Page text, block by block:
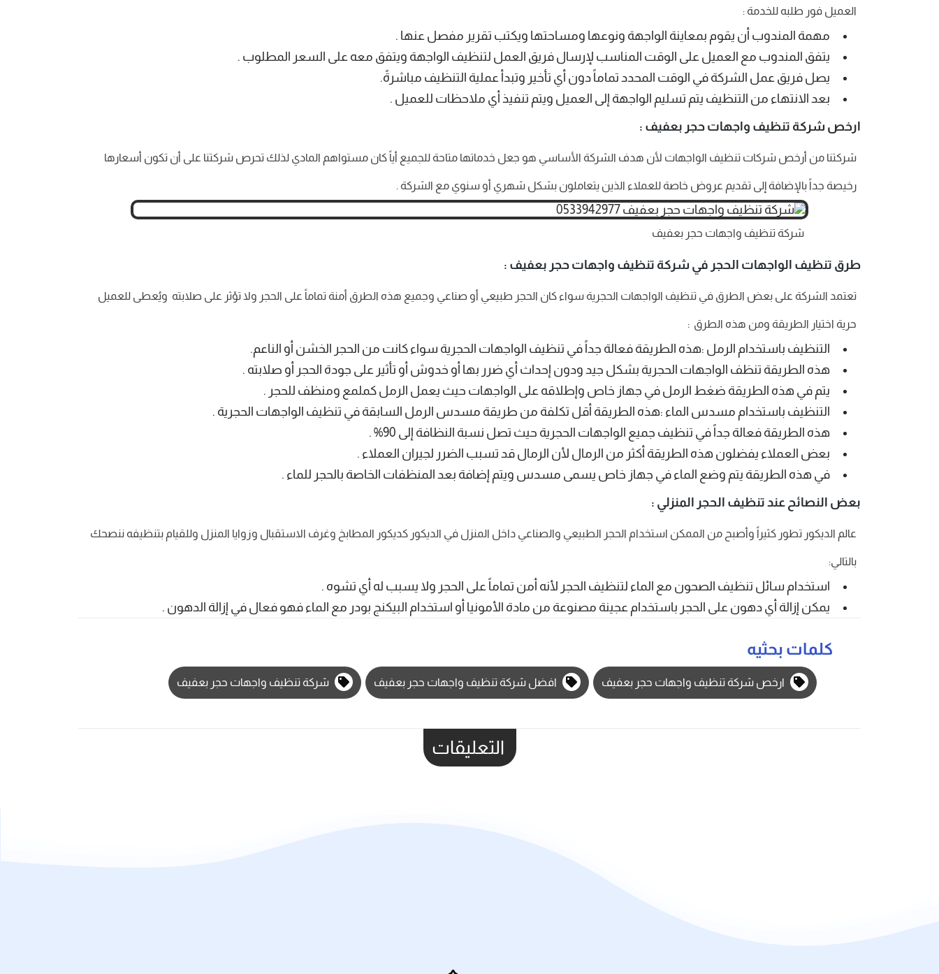
العميل فور طلبه للخدمة :
مهمة المندوب أن يقوم بمعاينة الواجهة ونوعها ومساحتها ويكتب تقرير مفصل عنها .
يتفق المندوب مع العميل على الوقت المناسب لإرسال فريق العمل لتنظيف الواجهة ويتفق معه على السعر المطلوب .
يصل فريق عمل الشركة في الوقت المحدد تماماً دون أي تأخير وتبدأ عملية التنظيف مباشرةً.
بعد الانتهاء من التنظيف يتم تسليم الواجهة إلى العميل ويتم تنفيذ أي ملاحظات للعميل .
ارخص شركة تنظيف واجهات حجر بعفيف :
شركتنا من أرخص شركات تنظيف الواجهات لأن هدف الشركة الأساسي هو جعل خدماتها متاحة للجميع أياً كان مستواهم المادي لذلك تحرص شركتنا على أن تكون أسعارها
رخيصة جداً بالإضافة إلى تقديم عروض خاصة للعملاء الذين يتعاملون بشكل شهري أو سنوي مع الشركة .
شركة تنظيف واجهات حجر بعفيف
طرق تنظيف الواجهات الحجر في شركة تنظيف واجهات حجر بعفيف :
تعتمد الشركة على بعض الطرق في تنظيف الواجهات الحجرية سواء كان الحجر طبيعي أو صناعي وجميع هذه الطرق أمنة تماماً على الحجر ولا تؤثر على صلابته ويُعطى للعميل
حرية اختيار الطريقة ومن هذه الطرق :
التنظيف باستخدام الرمل :هذه الطريقة فعالة جداً في تنظيف الواجهات الحجرية سواء كانت من الحجر الخشن أو الناعم.
هذه الطريقة تنظف الواجهات الحجرية بشكل جيد ودون إحداث أي ضرر بها أو خدوش أو تأثير على جودة الحجر أو صلابته .
يتم في هذه الطريقة ضغط الرمل في جهاز خاص وإطلاقه على الواجهات حيث يعمل الرمل كملمع ومنظف للحجر .
التنظيف باستخدام مسدس الماء :هذه الطريقة أقل تكلفة من طريقة مسدس الرمل السابقة في تنظيف الواجهات الحجرية .
هذه الطريقة فعالة جداً في تنظيف جميع الواجهات الحجرية حيث تصل نسبة النظافة إلى 90% .
بعض العملاء يفضلون هذه الطريقة أكثر من الرمال لأن الرمال قد تسبب الضرر لجيران العملاء .
في هذه الطريقة يتم وضع الماء في جهاز خاص يسمى مسدس ويتم إضافة بعد المنظفات الخاصة بالحجر للماء .
بعض النصائح عند تنظيف الحجر المنزلي :
عالم الديكور تطور كثيراً وأصبح من الممكن استخدام الحجر الطبيعي والصناعي داخل المنزل في الديكور كديكور المطابخ وغرف الاستقبال وزوايا المنزل وللقيام بتنظيفه ننصحك
بالتالي:
استخدام سائل تنظيف الصحون مع الماء لتنظيف الحجر لأنه أمن تماماً على الحجر ولا يسبب له أي تشوه .
يمكن إزالة أي دهون على الحجر باستخدام عجينة مصنوعة من مادة الأمونيا أو استخدام البيكنج بودر مع الماء فهو فعال في إزالة الدهون .
كلمات بحثيه
ارخص شركة تنظيف واجهات حجر بعفيف افضل شركة تنظيف واجهات حجر بعفيف شركة تنظيف واجهات حجر بعفيف
التعليقات